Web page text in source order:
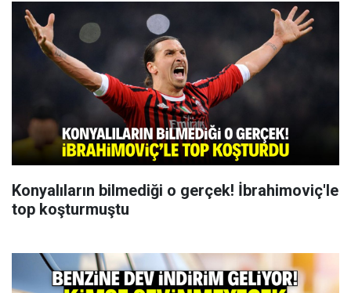
Konyalıların bilmediği o gerçek! İbrahimoviç'le
top koşturmuştu